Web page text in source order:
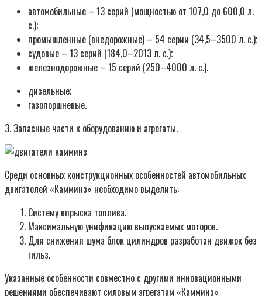
автомобильные – 13 серий (мощностью от 107,0 до 600,0 л.
с.);
промышленные (внедорожные) – 54 серии (34,5–3500 л. с.);
судовые – 13 серий (184,0–2013 л. с.);
железнодорожные – 15 серий (250–4000 л. с.).
дизельные;
газопоршневые.
3. Запасные части к оборудованию и агрегаты.
Среди основных конструкционных особенностей автомобильных
двигателей «Камминз» необходимо выделить:
Систему впрыска топлива.
Максимальную унификацию выпускаемых моторов.
Для снижения шума блок цилиндров разработан движок без
гильз.
Указанные особенности совместно с другими инновационными
решениями обеспечивают силовым агрегатам «Камминз»